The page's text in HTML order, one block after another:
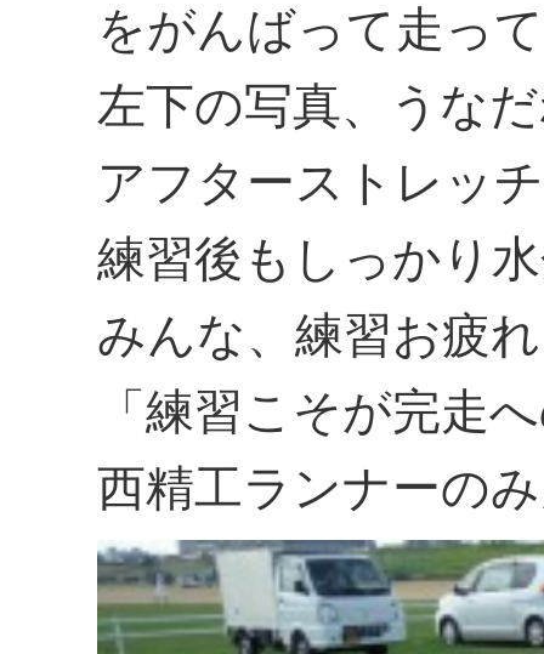
をがんばって走っ
左下の写真、うな
アフターストレッ
練習後もしっかり
みんな、練習お疲
「練習こそが完走
西精工ランナーの